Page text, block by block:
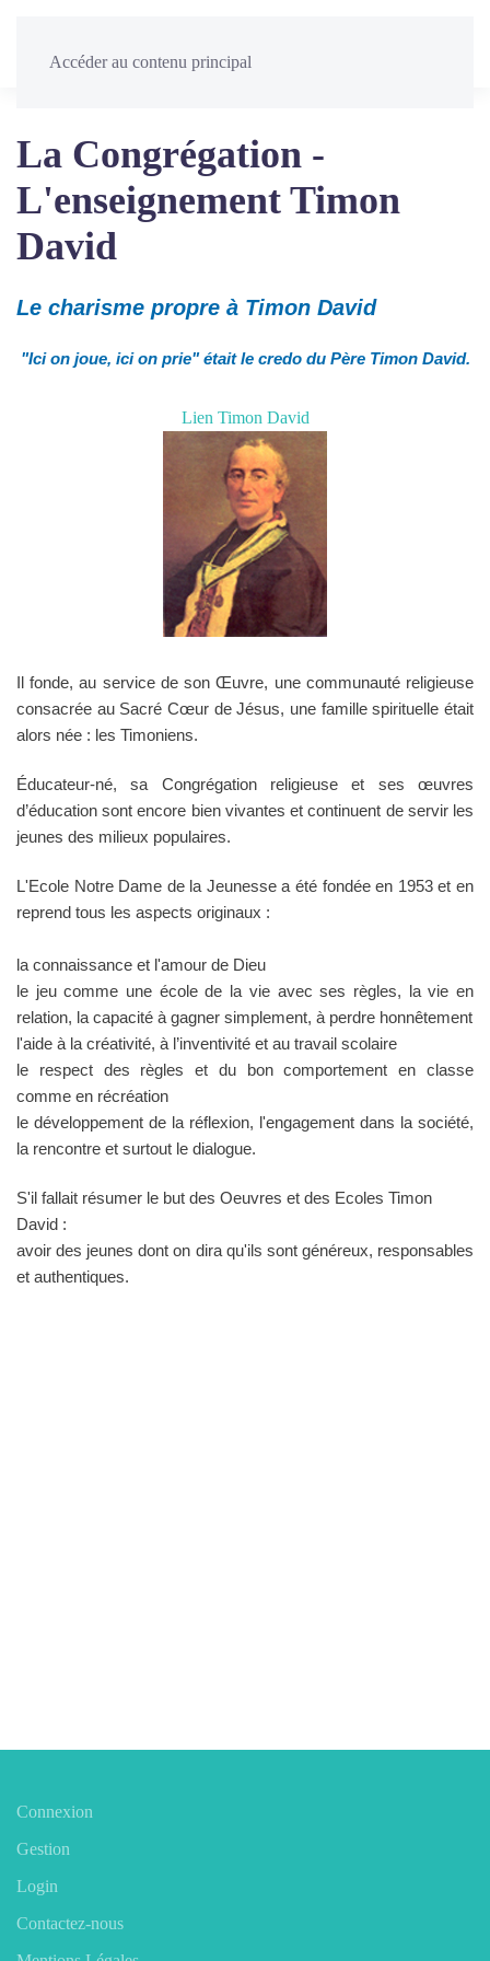
Accéder au contenu principal
La Congrégation -
L'enseignement Timon
David
Le charisme propre à Timon David
"Ici on joue, ici on prie" était le credo du Père Timon David.
Lien Timon David
Il fonde, au service de son Œuvre, une communauté religieuse
consacrée au Sacré Cœur de Jésus, une famille spirituelle était
alors née : les Timoniens.
Éducateur-né, sa Congrégation religieuse et ses œuvres
d’éducation sont encore bien vivantes et continuent de servir les
jeunes des milieux populaires.
L'Ecole Notre Dame de la Jeunesse a été fondée en 1953 et en
reprend tous les aspects originaux :
la connaissance et l'amour de Dieu
le jeu comme une école de la vie avec ses règles, la vie en
relation, la capacité à gagner simplement, à perdre honnêtement
l'aide à la créativité, à l’inventivité et au travail scolaire
le respect des règles et du bon comportement en classe
comme en récréation
le développement de la réflexion, l'engagement dans la société,
la rencontre et surtout le dialogue.
S'il fallait résumer le but des Oeuvres et des Ecoles Timon
David :
avoir des jeunes dont on dira qu'ils sont généreux, responsables
et authentiques.
Connexion
Gestion
Login
Contactez-nous